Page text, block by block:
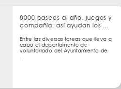
8000 paseos al año, juegos y
compañía: así ayudan los …
Entre las diversas tareas que lleva a
cabo el departamento de
voluntariado del Ayuntamiento de